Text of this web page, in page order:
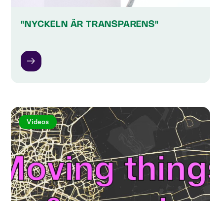
"NYCKELN ÄR TRANSPARENS"
Videos